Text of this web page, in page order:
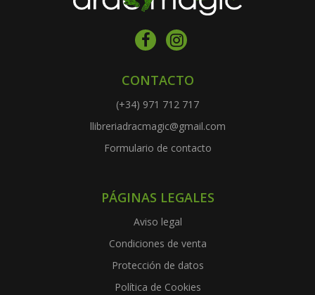
CONTACTO
(+34) 971 712 717
llibreriadracmagic@gmail.com
Formulario de contacto
PÁGINAS LEGALES
Aviso legal
Condiciones de venta
Protección de datos
Política de Cookies